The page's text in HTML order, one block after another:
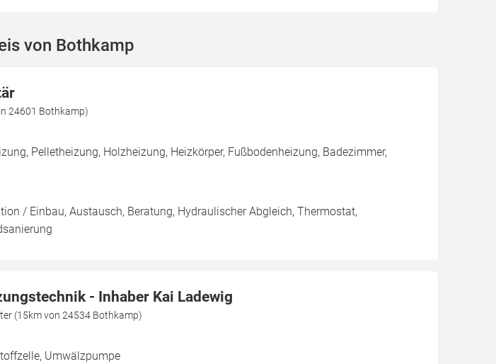
von Bothkamp
24601 Bothkamp)
Pelletheizung, Holzheizung, Heizkörper, Fußbodenheizung, Badezimmer,
/ Einbau, Austausch, Beratung, Hydraulischer Abgleich, Thermostat,
- Inhaber Kai Ladewig
(15km von 24534 Bothkamp)
Umwälzpumpe